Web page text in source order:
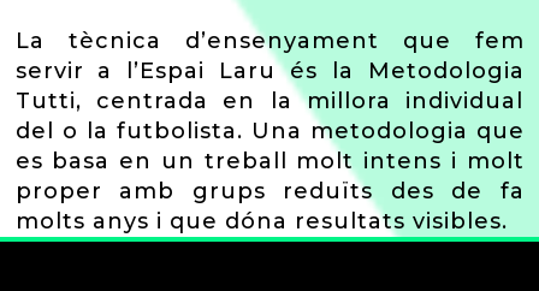
La tècnica d’ensenyament que fem
servir a l’Espai Laru és la Metodologia
Tutti, centrada en la millora individual
del o la futbolista. Una metodologia que
es basa en un treball molt intens i molt
proper amb grups reduïts des de fa
molts anys i que dóna resultats visibles.